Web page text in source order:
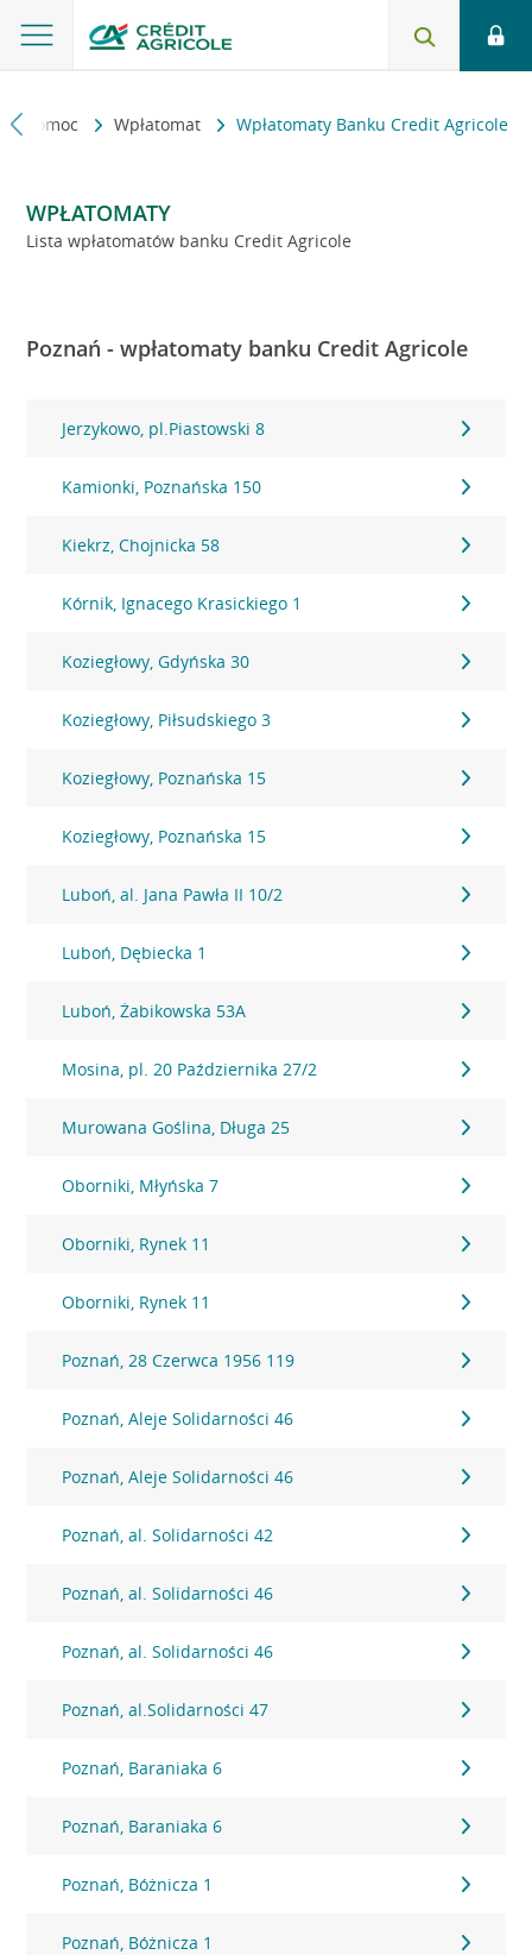
i pomoc Wpłatomat Wpłatomaty Banku Credit Agricole
WPŁATOMATY
Lista wpłatomatów banku Credit Agricole
Poznań - wpłatomaty banku Credit Agricole
Jerzykowo, pl.Piastowski 8
Kamionki, Poznańska 150
Kiekrz, Chojnicka 58
Kórnik, Ignacego Krasickiego 1
Koziegłowy, Gdyńska 30
Koziegłowy, Piłsudskiego 3
Koziegłowy, Poznańska 15
Koziegłowy, Poznańska 15
Luboń, al. Jana Pawła II 10/2
Luboń, Dębiecka 1
Luboń, Żabikowska 53A
Mosina, pl. 20 Października 27/2
Murowana Goślina, Długa 25
Oborniki, Młyńska 7
Oborniki, Rynek 11
Oborniki, Rynek 11
Poznań, 28 Czerwca 1956 119
Poznań, Aleje Solidarności 46
Poznań, Aleje Solidarności 46
Poznań, al. Solidarności 42
Poznań, al. Solidarności 46
Poznań, al. Solidarności 46
Poznań, al.Solidarności 47
Poznań, Baraniaka 6
Poznań, Baraniaka 6
Poznań, Bóżnicza 1
Poznań, Bóżnicza 1